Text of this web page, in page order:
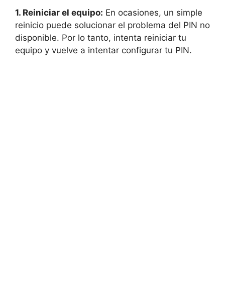
1. Reiniciar el equipo: En ocasiones, un simple
reinicio puede solucionar el problema del PIN no
disponible. Por lo tanto, intenta reiniciar tu
equipo y vuelve a intentar configurar tu PIN.